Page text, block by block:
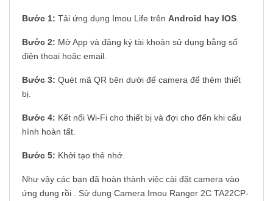
Bước 1: Tải ứng dụng Imou Life trên Android hay IOS
Bước 2: Mở App và đăng ký tài khoản sử dụng bằng số
điện thoại hoặc email.
Bước 3: Quét mã QR bên dưới đế camera để thêm thiết
bị.
Bước 4: Kết nối Wi-Fi cho thiết bị và đợi cho đến khi cấu
hình hoàn tất.
Bước 5: Khởi tạo thẻ nhớ.
Như vậy các bạn đã hoàn thành việc cài đặt camera vào
ứng dụng rồi . Sử dụng Camera Imou Ranger 2C TA22CP-